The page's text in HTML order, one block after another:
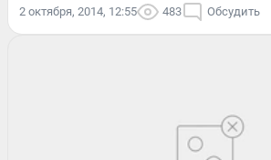
2 октября, 2014, 12:55 483 Обсудить